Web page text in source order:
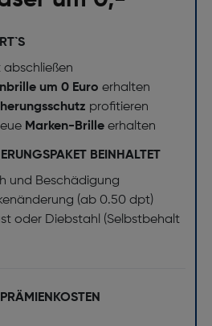
abschließen
um 0 Euro erhalten
profitieren
Marken-Brille erhalten
BEINHALTET
und Beschädigung
(ab 0.50 dpt)
oder Diebstahl (Selbstbehalt